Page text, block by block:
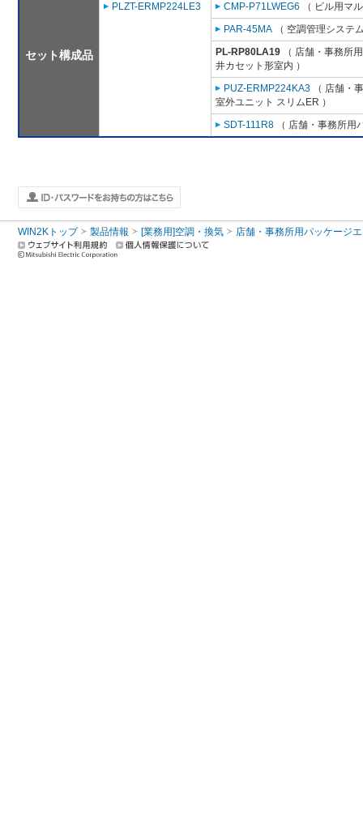
セット構成品
PLZT-ERMP224LE3
CMP-P71LWEG6 （ ビル用マ
PAR-45MA （ 空調管理システ
PL-RP80LA19 （ 店舗・事務所
井カセット形室内 ）
PUZ-ERMP224KA3 （ 店舗・
室外ユニット スリムER ）
SDT-111R8 （ 店舗・事務所用
WIN2Kトップ 製品情報 [業務用]空調・換気 店舗・事務所用パッケージ